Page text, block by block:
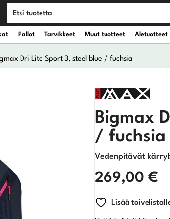
kärrybägit
Pallot Tarvikkeet Muut tuotteet Aletuotteet
Dri Lite Sport 3, steel blue / fuchsia
Bigmax
/ fuchsia
Vedenpitävät
269,00 €
Lisää